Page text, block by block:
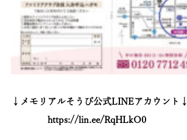
↓メモリアルそうび公式LINEアカウント↓
https://lin.ee/RqHLkO0